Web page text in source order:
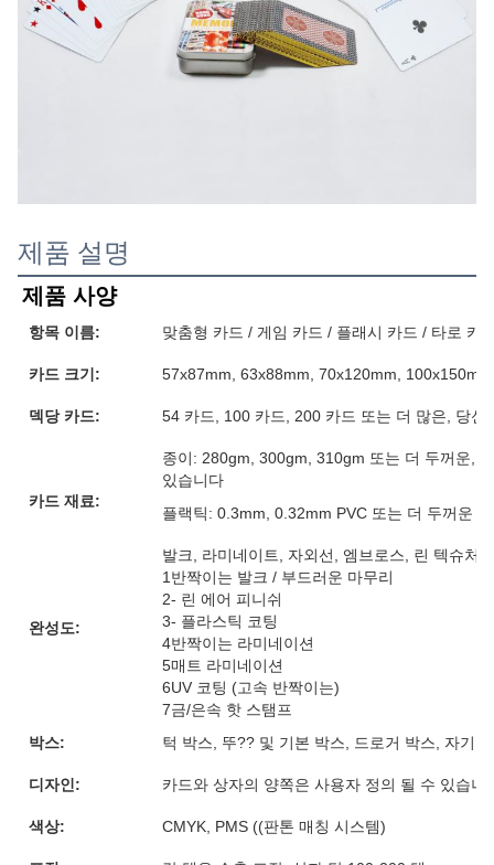
제품 설명
제품 사양
항목 이름: 맞춤형 카드 / 게임 카드 / 플래시 카드 / 타로 카
카드 크기: 57x87mm, 63x88mm, 70x120mm,
덱당 카드: 54 카드, 100 카드, 200 카드 또는 더 많은, 당신
카드 재료:
종이: 280gm, 300gm, 310gm 또는 더 두꺼운,
있습니다
플랙틱: 0.3mm, 0.32mm PVC 또는 더 두꺼운
완성도:
발크, 라미네이트, 자외선, 엠브로스, 린 텍슈처,
1반짝이는 발크 / 부드러운 마무리
2- 린 에어 피니쉬
3- 플라스틱 코팅
4반짝이는 라미네이션
5매트 라미네이션
6UV 코팅 (고속 반짝이는)
7금/은속 핫 스탬프
박스:
턱 박스, 뚜?? 및 기본 박스, 드로거 박스, 자기
디자인: 카드와 상자의 양쪽은 사용자 정의 될 수 있습니
색상: CMYK, PMS ((판톤 매칭 시스템)